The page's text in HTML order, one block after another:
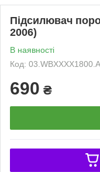
Підсилювач
2006)
В наявності
Код:
690 ₴